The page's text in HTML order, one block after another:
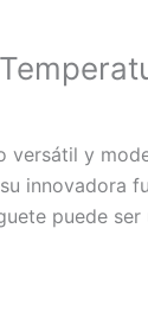
versátil y
innovadora
puede